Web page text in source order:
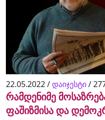
22.05.2022 /დაიჯესტი/
რამდენიმე
ფაშიზმისა და